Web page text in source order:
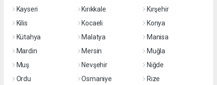
Kayseri
Kırıkkale
Kırşehir
Kilis
Kocaeli
Konya
Kütahya
Malatya
Manisa
Mardin
Mersin
Muğla
Muş
Nevşehir
Niğde
Ordu
Osmaniye Rize